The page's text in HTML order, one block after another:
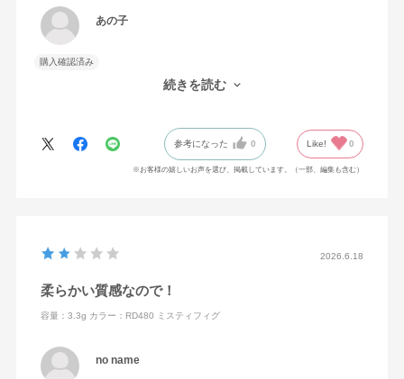
あの子
購入確認済み
潤いがよくてコスパよくてお色もよくて
続きを読む
参考になった 0 Like! 0
※お客様の嬉しいお声を選び、掲載しています。（一部、編集も含む）
2026.6.18
柔らかい質感なので！
容量：3.3g カラー：RD480 ミスティフィグ
no name